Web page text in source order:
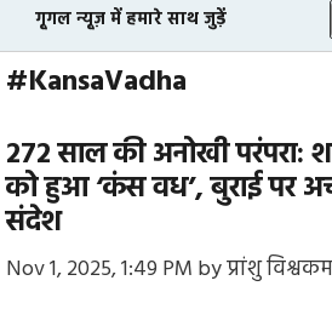
गूगल न्यूज़ में हमारे साथ जुड़ें
#KansaVadha
272 साल की अनोखी परंपरा:
को हुआ ‘कंस वध’, बुराई पर
संदेश
Nov 1, 2025, 1:49 PM byप्रांशु